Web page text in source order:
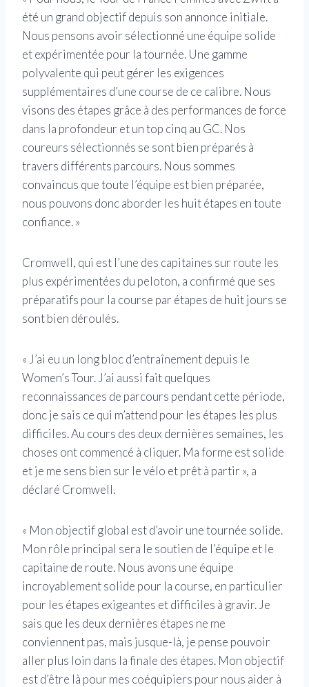
été un grand objectif depuis son annonce initiale.
Nous pensons avoir sélectionné une équipe solide
et expérimentée pour la tournée. Une gamme
polyvalente qui peut gérer les exigences
supplémentaires d’une course de ce calibre. Nous
visons des étapes grâce à des performances de force
dans la profondeur et un top cinq au GC. Nos
coureurs sélectionnés se sont bien préparés à
travers différents parcours. Nous sommes
convaincus que toute l’équipe est bien préparée,
nous pouvons donc aborder les huit étapes en toute
confiance. »
Cromwell, qui est l’une des capitaines sur route les
plus expérimentées du peloton, a confirmé que ses
préparatifs pour la course par étapes de huit jours se
sont bien déroulés.
« J’ai eu un long bloc d’entraînement depuis le
Women’s Tour. J’ai aussi fait quelques
reconnaissances de parcours pendant cette période,
donc je sais ce qui m’attend pour les étapes les plus
difficiles. Au cours des deux dernières semaines, les
choses ont commencé à cliquer. Ma forme est solide
et je me sens bien sur le vélo et prêt à partir », a
déclaré Cromwell.
« Mon objectif global est d’avoir une tournée solide.
Mon rôle principal sera le soutien de l’équipe et le
capitaine de route. Nous avons une équipe
incroyablement solide pour la course, en particulier
pour les étapes exigeantes et difficiles à gravir. Je
sais que les deux dernières étapes ne me
conviennent pas, mais jusque-là, je pense pouvoir
aller plus loin dans la finale des étapes. Mon objectif
est d’être là pour mes coéquipiers pour nous aider à